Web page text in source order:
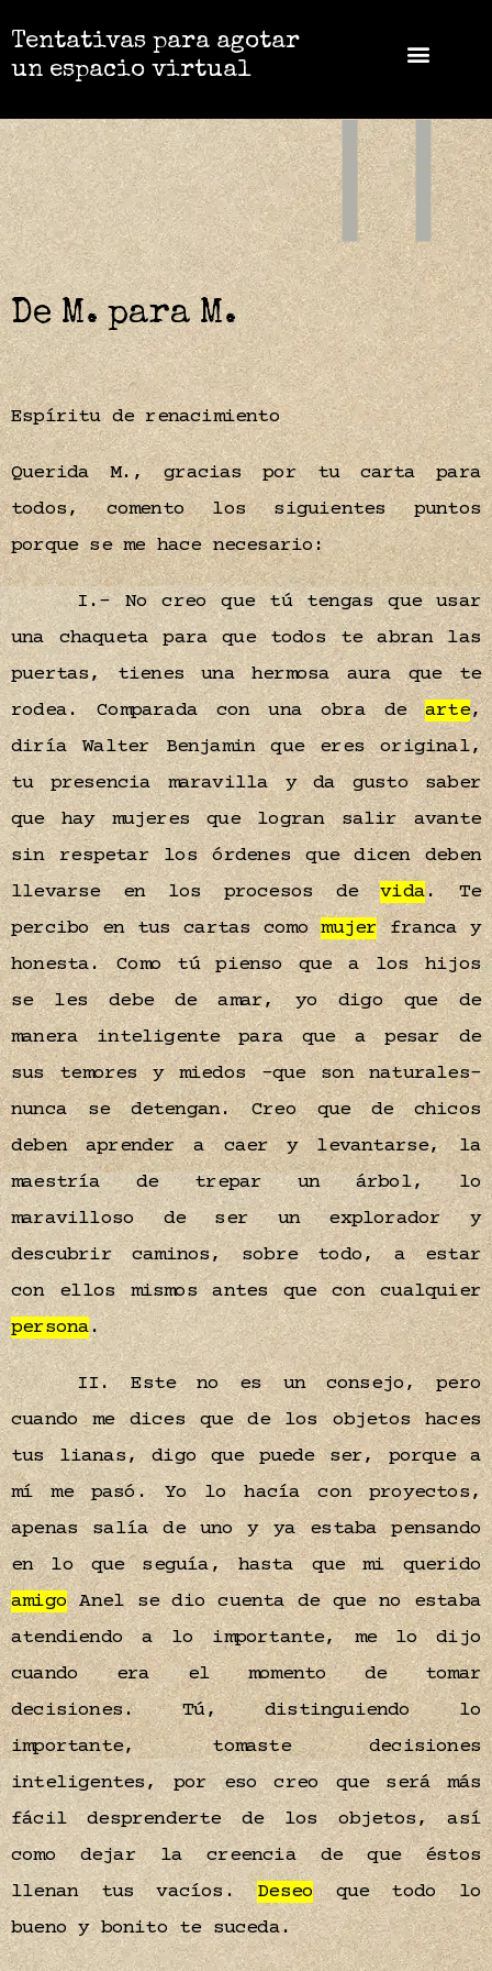
Tentativas para agotar
un espacio virtual
De M. para M.
Espíritu de renacimiento
Querida M., gracias por tu carta para
todos, comento los siguientes puntos
porque se me hace necesario:
I.- No creo que tú tengas que usar
una chaqueta para que todos te abran las
puertas, tienes una hermosa aura que te
rodea. Comparada con una obra dearte,
diría Walter Benjamin que eres original,
tu presencia maravilla y da gusto saber
que hay mujeres que logran salir avante
sin respetar los órdenes que dicen deben
llevarse en los procesos devida. Te
percibo en tus cartas comomujerfranca y
honesta. Como tú pienso que a los hijos
se les debe de amar, yo digo que de
manera inteligente para que a pesar de
sus temores y miedos -que son naturales-
nunca se detengan. Creo que de chicos
deben aprender a caer y levantarse, la
maestría de trepar un árbol, lo
maravilloso de ser un explorador y
descubrir caminos, sobre todo, a estar
con ellos mismos antes que con cualquier
persona.
II. Este no es un consejo, pero
cuando me dices que de los objetos haces
tus lianas, digo que puede ser, porque a
mí me pasó. Yo lo hacía con proyectos,
apenas salía de uno y ya estaba pensando
en lo que seguía, hasta que mi querido
amigoAnel se dio cuenta de que no estaba
atendiendo a lo importante, me lo dijo
cuando era el momento de tomar
decisiones. Tú, distinguiendo lo
importante, tomaste decisiones
inteligentes, por eso creo que será más
fácil desprenderte de los objetos, así
como dejar la creencia de que éstos
llenan tus vacíos.Deseoque todo lo
bueno y bonito te suceda.